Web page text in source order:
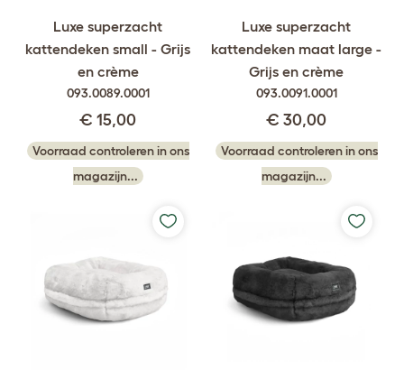
Luxe superzacht
kattendeken small - Grijs
en crème
093.0089.0001
€ 15,00
Voorraad controleren in ons
magazijn...
Luxe superzacht
kattendeken maat large -
Grijs en crème
093.0091.0001
€ 30,00
Voorraad controleren in ons
magazijn...